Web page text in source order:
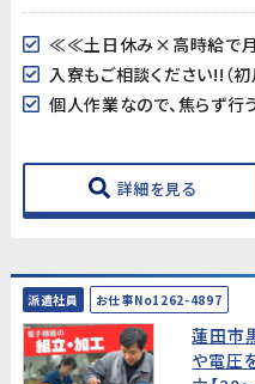
≪≪土日休み×高時給で
入寮もご相談ください!!（
詳細を見る
派遣社員 お仕事No1262-4897
蓮田市
や電圧